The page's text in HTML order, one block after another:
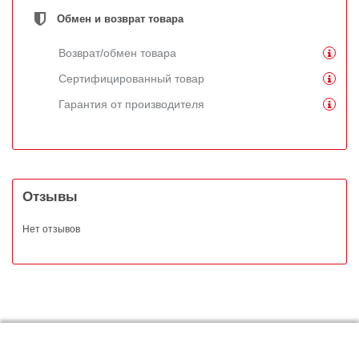
Обмен и возврат товара
Возврат/обмен товара
Сертифицированный товар
Гарантия от производителя
Отзывы
Нет отзывов